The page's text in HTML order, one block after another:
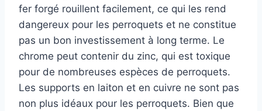
fer forgé rouillent facilement, ce qui les rend
dangereux pour les perroquets et ne constitue
pas un bon investissement à long terme. Le
chrome peut contenir du zinc, qui est toxique
pour de nombreuses espèces de perroquets.
Les supports en laiton et en cuivre ne sont pas
non plus idéaux pour les perroquets. Bien que